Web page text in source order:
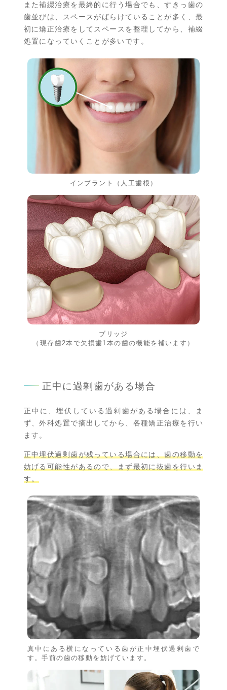
また補綴治療を最終的に行う場合でも、すきっ歯の
歯並びは、スペースがばらけていることが多く、最
初に矯正治療をしてスペースを整理してから、補綴
処置になっていくことが多いです。
インプラント（人工歯根）
ブリッジ
（現存歯2本で欠損歯1本の歯の機能を補います）
正中に過剰歯がある場合
正中に、埋伏している過剰歯がある場合には、ま
ず、外科処置で摘出してから、各種矯正治療を行い
ます。
正中埋伏過剰歯が残っている場合には、歯の移動を
妨げる可能性があるので、まず最初に抜歯を行いま
す。
真中にある横になっている歯が正中埋伏過剰歯で
す。手前の歯の移動を妨げています。